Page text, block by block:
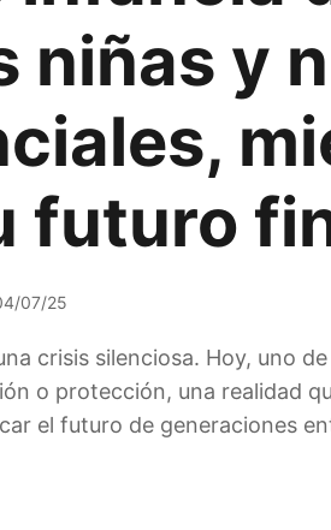
niñas y
futuro
07/25
crisis silenciosa. Hoy, uno
o protección, una realidad
el futuro de generaciones